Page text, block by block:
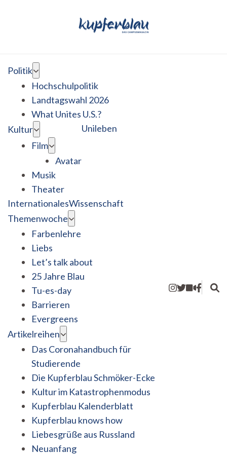
Politik
Hochschulpolitik
Landtagswahl 2026
What Unites U.S.?
Kultur
Film
Avatar
Musik
Theater
Unileben
InternationalesWissenschaft
Themenwoche
Farbenlehre
Liebs
Let’s talk about
25 Jahre Blau
Tu-es-day
Barrieren
Evergreens
Artikelreihen
Das Coronahandbuch für
Studierende
Die Kupferblau Schmöker-Ecke
Kultur im Katastrophenmodus
Kupferblau Kalenderblatt
Kupferblau knows how
Liebesgrüße aus Russland
Neuanfang